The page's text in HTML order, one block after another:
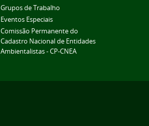
Grupos de Trabalho
Eventos Especiais
Comissão Permanente do
Cadastro Nacional de Entidades
Ambientalistas - CP-CNEA